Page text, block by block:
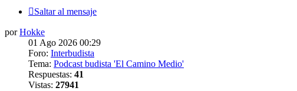
Saltar al mensaje
porHokke
01 Ago 2026 00:29
Foro: Interbudista
Tema: Podcast budista 'El Camino Medio'
Respuestas: 41
Vistas: 27941